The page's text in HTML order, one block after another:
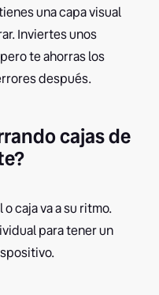
una capa visual
Inviertes unos
te ahorras los
después.
cajas de
caja va a su ritmo.
para tener un